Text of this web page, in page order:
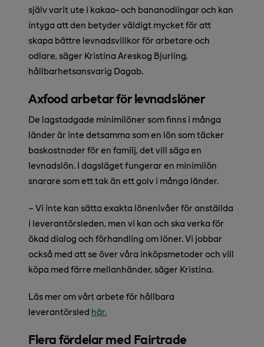
själv varit ute i kakao- och bananodlingar och kan
intyga att den betyder väldigt mycket för att
skapa bättre levnadsvillkor för arbetare och
odlare, säger Kristina Areskog Bjurling,
hållbarhetsansvarig Dagab.
Axfood arbetar för levnadslöner
De lagstadgade minimilöner som finns i många
länder är inte detsamma som en lön som täcker
baskostnader för en familj, det vill säga en
levnadslön. I dagsläget fungerar en minimilön
snarare som ett tak än ett golv i många länder.
– Vi inte kan sätta exakta lönenivåer för anställda
i leverantörsleden, men vi kan och ska verka för
ökad dialog och förhandling om löner. Vi jobbar
också med att se över våra inköpsmetoder och vill
köpa med färre mellanhänder, säger Kristina.
Läs mer om vårt arbete för hållbara
leverantörsled här.
Flera fördelar med Fairtrade